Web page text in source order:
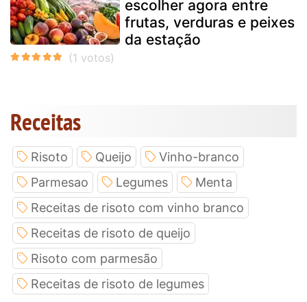
escolher agora entre
frutas, verduras e peixes
da estação
Receitas
Risoto Queijo
Vinho-branco
Parmesao
Legumes
Menta
Receitas de risoto com vinho branco
Receitas de risoto de queijo
Risoto com parmesão
Receitas de risoto de legumes